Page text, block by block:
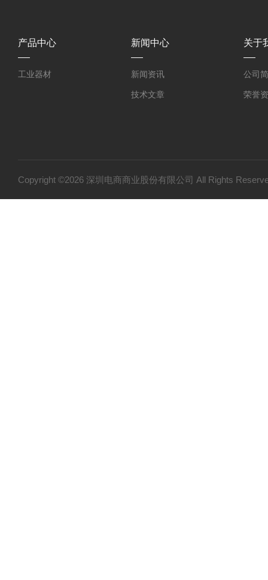
产品中心
工业器材
新闻中心
新闻资讯
技术文章
关于
公司
荣誉
Copyright ©2026 深圳电商商业股份有限公司 All Rights